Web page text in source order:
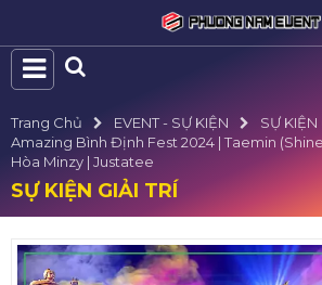
Trang Chủ EVENT - SỰ KIỆN SỰ KIỆN
Amazing Bình Định Fest 2024 | Taemin
Hòa Minzy | Justatee
SỰ KIỆN GIẢI TRÍ